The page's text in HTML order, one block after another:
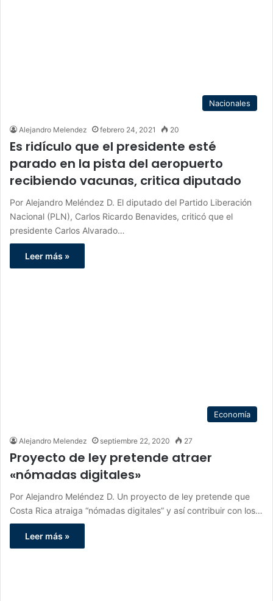
Nacionales
Alejandro Melendez febrero 24, 2021 20
Es ridículo que el presidente esté
parado en la pista del aeropuerto
recibiendo vacunas, critica diputado
Por Alejandro Meléndez D. El diputado del Partido Liberación
Nacional (PLN), Carlos Ricardo Benavides, criticó que el
presidente Carlos Alvarado…
Leer más »
Economía
Alejandro Melendez septiembre 22, 2020 27
Proyecto de ley pretende atraer
«nómadas digitales»
Por Alejandro Meléndez D. Un proyecto de ley pretende que
Costa Rica atraiga “nómadas digitales” y así contribuir con los…
Leer más »